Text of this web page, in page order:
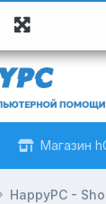
Магазин
HappyPC -